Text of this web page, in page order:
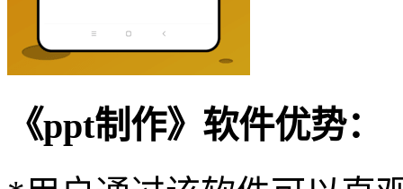
《ppt制作》软件优势：